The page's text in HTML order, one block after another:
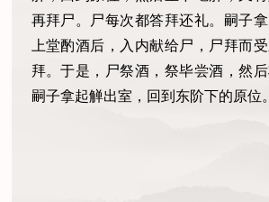
再拜尸。尸每次都答拜还礼。嗣子拿
上堂酌酒后，入内献给尸，尸拜而
拜。于是，尸祭酒，祭毕尝酒，然后
嗣子拿起觯出室，回到东阶下的原位。